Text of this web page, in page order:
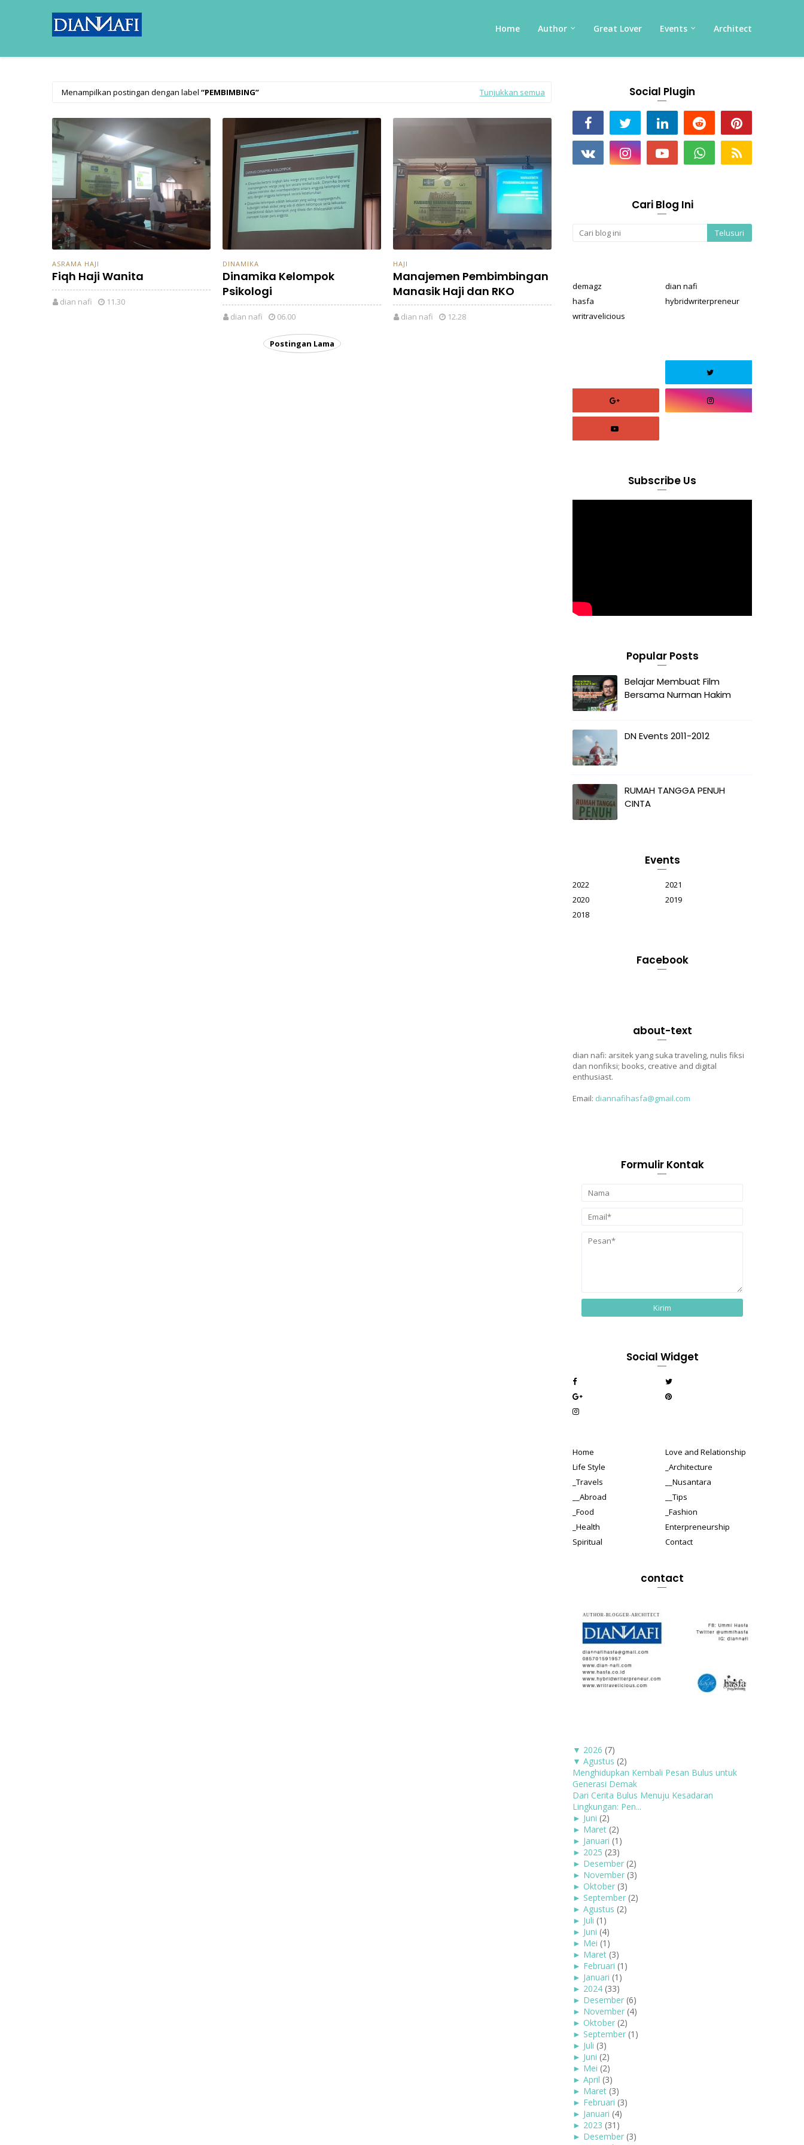
Home Author Great Lover Events Architect
Menampilkan postingan dengan label PEMBIMBING Tunjukkan semua
ASRAMA HAJI
Fiqh Haji Wanita
dian nafi 11.30
DINAMIKA
Dinamika Kelompok
Psikologi
dian nafi 06.00
HAJI
Manajemen Pembimbingan
Manasik Haji dan RKO
dian nafi 12.28
Postingan Lama
Social Plugin
Cari Blog Ini
demagz
dian nafi
hasfa
hybridwriterpreneur
writravelicious
Subscribe Us
Popular Posts
Belajar Membuat Film
Bersama Nurman Hakim
DN Events 2011-2012
RUMAH TANGGA PENUH
CINTA
Events
2022
2021
2020
2019
2018
Facebook
about-text
dian nafi: arsitek yang suka traveling, nulis fiksi
dan nonfiksi; books, creative and digital
enthusiast.
Email: diannafihasfa@gmail.com
Formulir Kontak
Social Widget
Home
Love and Relationship
Life Style
_Architecture
_Travels
__Nusantara
__Abroad
__Tips
_Food
_Fashion
_Health
Enterpreneurship
Spiritual
Contact
contact
▼ 2026 (7)
▼ Agustus (2)
Menghidupkan Kembali Pesan Bulus untuk
Generasi Demak
Dari Cerita Bulus Menuju Kesadaran
Lingkungan: Pen...
► Juni (2)
► Maret (2)
► Januari (1)
► 2025 (23)
► Desember (2)
► November (3)
► Oktober (3)
► September (2)
► Agustus (2)
► Juli (1)
► Juni (4)
► Mei (1)
► Maret (3)
► Februari (1)
► Januari (1)
► 2024 (33)
► Desember (6)
► November (4)
► Oktober (2)
► September (1)
► Juli (3)
► Juni (2)
► Mei (2)
► April (3)
► Maret (3)
► Februari (3)
► Januari (4)
► 2023 (31)
► Desember (3)